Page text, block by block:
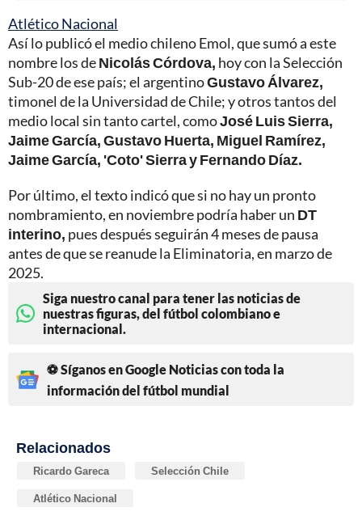
Atlético Nacional
Así lo publicó el medio chileno Emol, que sumó a este
nombre los deNicolás Córdova, hoy con la Selección
Sub-20 de ese país; el argentinoGustavo Álvarez,
timonel de la Universidad de Chile; y otros tantos del
medio local sin tanto cartel, comoJosé Luis Sierra,
Jaime García, Gustavo Huerta, Miguel Ramírez,
Jaime García, 'Coto' Sierra y Fernando Díaz.
Por último, el texto indicó que si no hay un pronto
nombramiento, en noviembre podría haber un DT
interino, pues después seguirán 4 meses de pausa
antes de que se reanude la Eliminatoria, en marzo de
2025.
Siga nuestro canal para tener las noticias de
nuestras figuras, del fútbol colombiano e
internacional.
⚽ Síganos en Google Noticias con toda la
información del fútbol mundial
Relacionados
Ricardo Gareca Selección Chile
Atlético Nacional